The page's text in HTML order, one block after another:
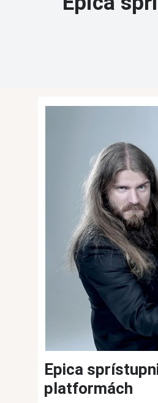
Epica
platformách